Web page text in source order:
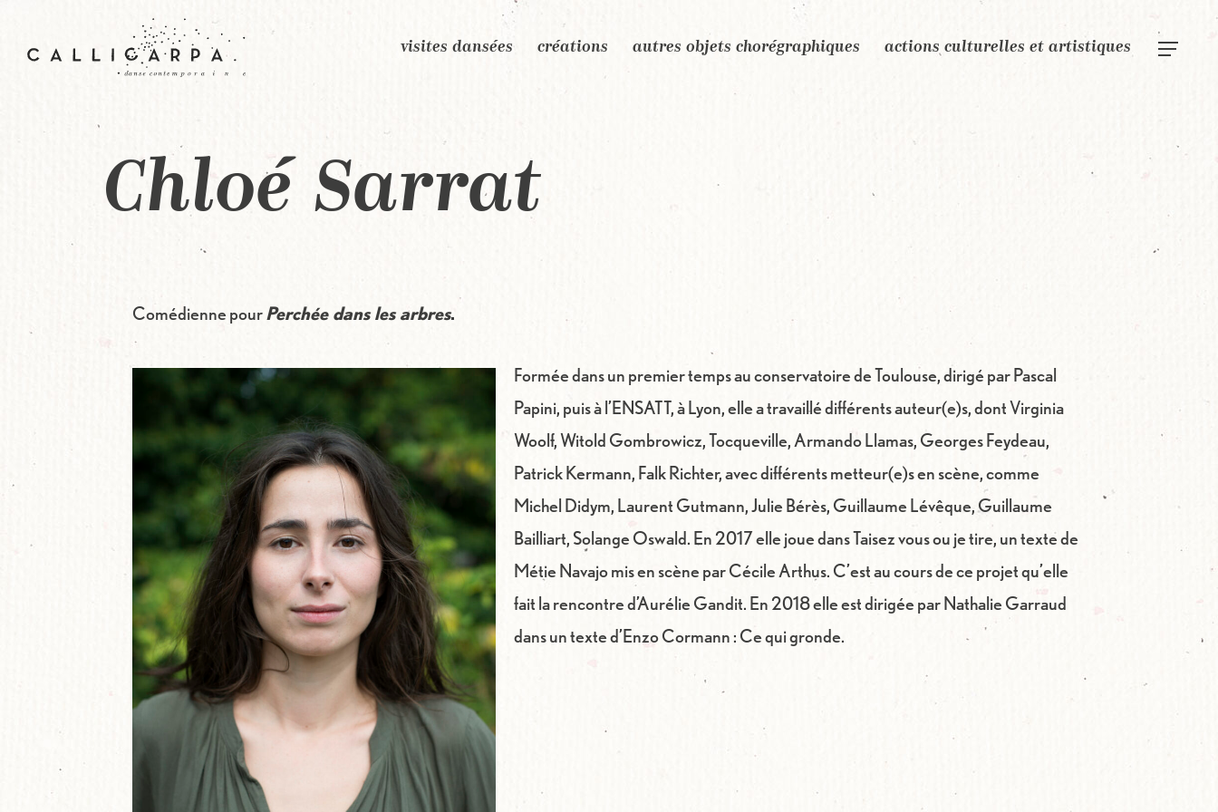
visites dansées créations autres objets chorégraphiques actions culturelles et artistiques
Chloé Sarrat
Comédienne pourPerchée dans les arbres.
Formée dans un premier temps au conservatoire de Toulouse, dirigé par Pascal
Papini, puis à l’ENSATT, à Lyon, elle a travaillé différents auteur(e)s, dont Virginia
Woolf, Witold Gombrowicz, Tocqueville, Armando Llamas, Georges Feydeau,
Patrick Kermann, Falk Richter, avec différents metteur(e)s en scène, comme
Michel Didym, Laurent Gutmann, Julie Bérès, Guillaume Lévêque, Guillaume
Bailliart, Solange Oswald. En 2017 elle joue dans Taisez vous ou je tire, un texte de
Métie Navajo mis en scène par Cécile Arthus. C’est au cours de ce projet qu’elle
fait la rencontre d’Aurélie Gandit. En 2018 elle est dirigée par Nathalie Garraud
dans un texte d’Enzo Cormann : Ce qui gronde.